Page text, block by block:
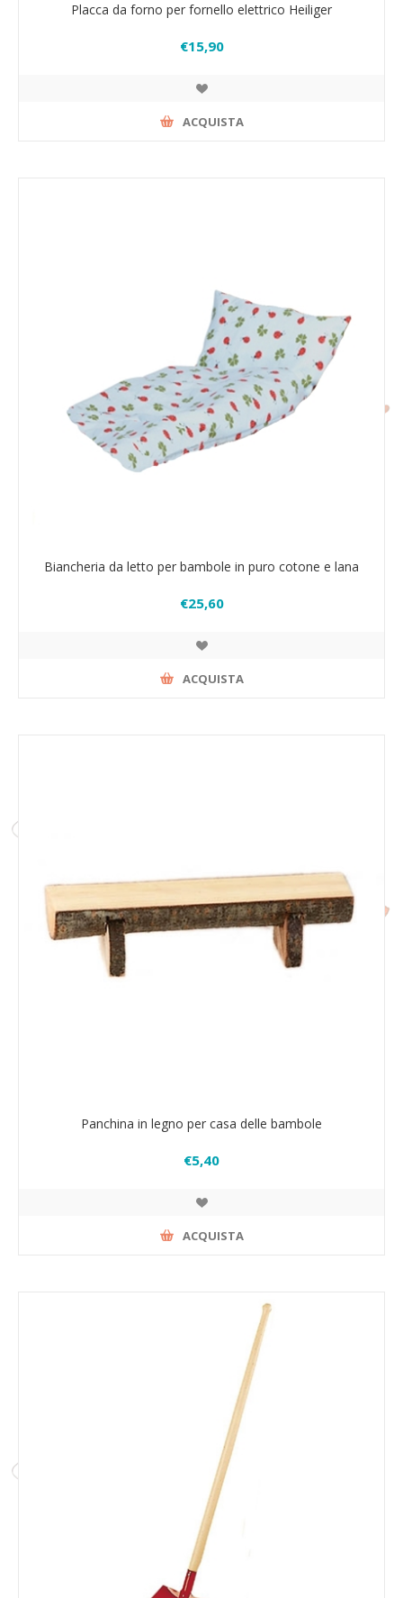
Placca da forno per fornello elettrico Heiliger
€15,90
ACQUISTA
Biancheria da letto per bambole in puro cotone e lana
€25,60
ACQUISTA
Panchina in legno per casa delle bambole
€5,40
ACQUISTA